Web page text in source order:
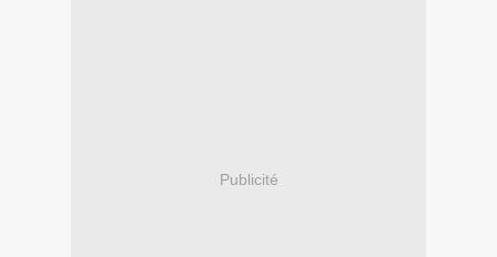
Publicité